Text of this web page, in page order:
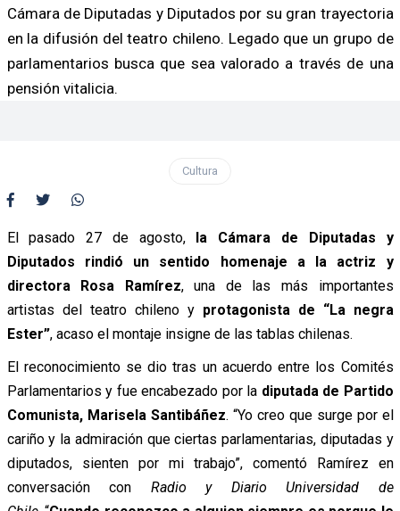
Cámara de Diputadas y Diputados por su gran trayectoria
en la difusión del teatro chileno. Legado que un grupo de
parlamentarios busca que sea valorado a través de una
pensión vitalicia.
Cultura
El pasado 27 de agosto, la Cámara de Diputadas y
Diputados rindió un sentido homenaje a la actriz y
directora Rosa Ramírez, una de las más importantes
artistas del teatro chileno y protagonista de “La negra
Ester”, acaso el montaje insigne de las tablas chilenas.
El reconocimiento se dio tras un acuerdo entre los Comités
Parlamentarios y fue encabezado por la diputada de Partido
Comunista, Marisela Santibáñez. “Yo creo que surge por el
cariño y la admiración que ciertas parlamentarias, diputadas y
diputados, sienten por mi trabajo”, comentó Ramírez en
conversación con Radio y Diario Universidad de